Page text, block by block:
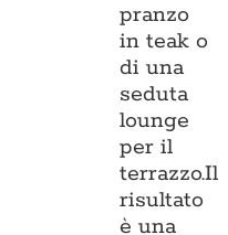
pranzo
in teak o
di una
seduta
lounge
per il
terrazzo.Il
risultato
è una